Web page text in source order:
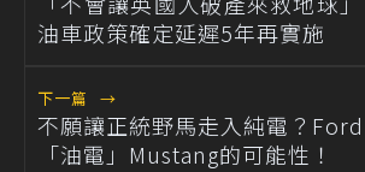
油車政策確定延遲5年再實施
下一篇 →
不願讓正統野馬走入純電？
「油電」Mustang的可能性！